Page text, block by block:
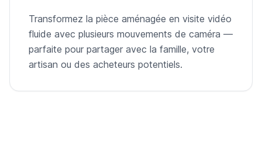
Transformez la pièce aménagée en visite vidéo
fluide avec plusieurs mouvements de caméra —
parfaite pour partager avec la famille, votre
artisan ou des acheteurs potentiels.